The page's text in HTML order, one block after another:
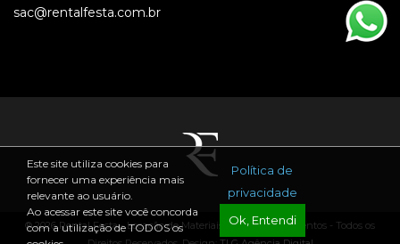
sac@rentalfesta.com.br
® 2026 Rental Festa - Locação de Materiais para Festas e Eventos - Todos os
Este site utiliza cookies para
fornecer uma experiência mais
relevante ao usuário.
Ao acessar este site você concorda
com a utilização de TODOS os
Política de
privacidade
Ok, Entendi